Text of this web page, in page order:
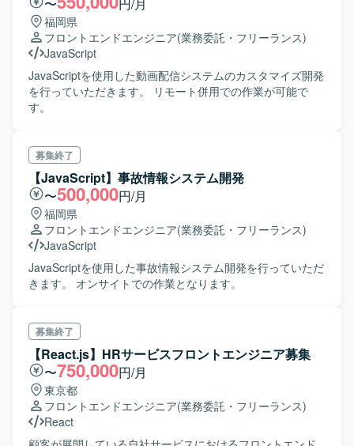
福岡県
フロントエンドエンジニア(業務委託・フリーランス)
JavaScript
JavaScriptを使用した動画配信システムのカスタマイズ開発
を行っていただきます。 リモート併用での作業が可能で
す。
募集終了
【JavaScript】事故情報システム開発
〜500,000円/月
福岡県
フロントエンドエンジニア(業務委託・フリーランス)
JavaScript
JavaScriptを使用した事故情報システム開発を行っていただ
きます。 オンサイトでの作業となります。
募集終了
【React.js】HRサービスフロントエンジニア募集
〜750,000円/月
東京都
フロントエンドエンジニア(業務委託・フリーランス)
React